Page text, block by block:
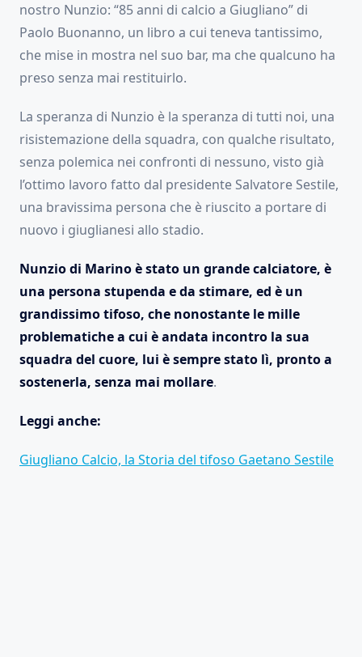
nostro Nunzio: “85 anni di calcio a Giugliano” di
Paolo Buonanno, un libro a cui teneva tantissimo,
che mise in mostra nel suo bar, ma che qualcuno ha
preso senza mai restituirlo.
La speranza di Nunzio è la speranza di tutti noi, una
risistemazione della squadra, con qualche risultato,
senza polemica nei confronti di nessuno, visto già
l’ottimo lavoro fatto dal presidente Salvatore Sestile,
una bravissima persona che è riuscito a portare di
nuovo i giuglianesi allo stadio.
Nunzio di Marino è stato un grande calciatore, è
una persona stupenda e da stimare, ed è un
grandissimo tifoso, che nonostante le mille
problematiche a cui è andata incontro la sua
squadra del cuore, lui è sempre stato lì, pronto a
sostenerla, senza mai mollare.
Leggi anche:
Giugliano Calcio, la Storia del tifoso Gaetano Sestile